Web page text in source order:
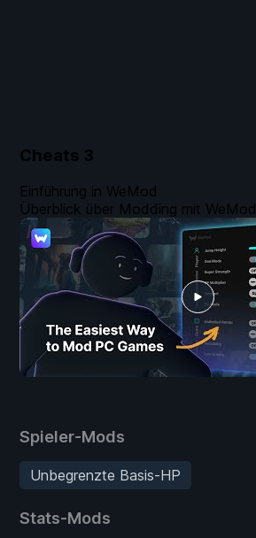
Cheats 3
Spieler-Mods
Unbegrenzte Basis-HP
Stats-Mods
Einführung in WeMod
Überblick über Modding mit WeMod